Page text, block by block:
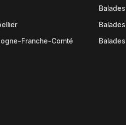
Franche-Comté